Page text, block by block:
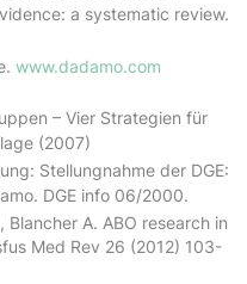
a systematic review.
www.dadamo.com
– Vier Strategien für
(2007)
Stellungnahme der DGE:
DGE info 06/2000.
Blancher A. ABO research in
Med Rev 26 (2012) 103-